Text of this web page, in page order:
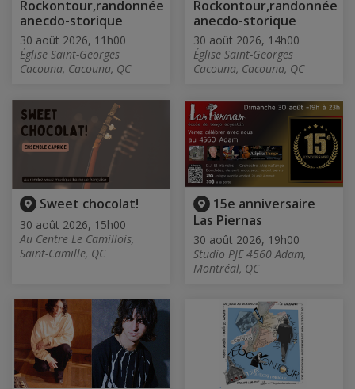
Rockontour,randonnée
anecdo-storique
30 août 2026, 11h00
Église Saint-Georges
Cacouna, Cacouna, QC
Rockontour,randonnée
anecdo-storique
30 août 2026, 14h00
Église Saint-Georges
Cacouna, Cacouna, QC
Sweet chocolat!
30 août 2026, 15h00
Au Centre Le Camillois,
Saint-Camille, QC
15e anniversaire
Las Piernas
30 août 2026, 19h00
Studio PJE 4560 Adam,
Montréal, QC